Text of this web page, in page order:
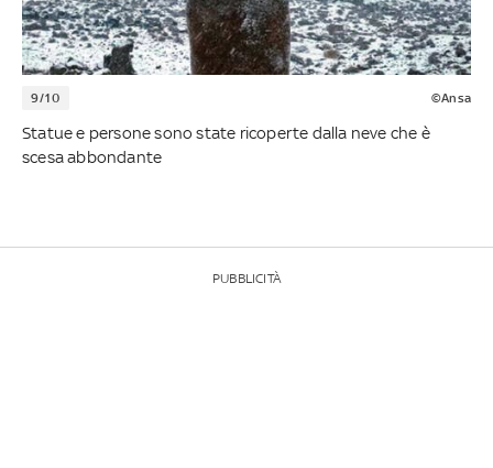
9/10 ©Ansa
Statue e persone sono state ricoperte dalla neve che è
scesa abbondante
PUBBLICITÀ